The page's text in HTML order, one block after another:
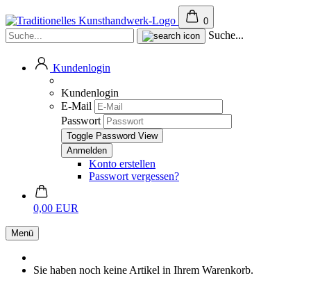
0
Suche...
Kundenlogin
Kundenlogin
E-Mail
Passwort
Toggle Password View
Konto erstellen
Passwort vergessen?
0,00 EUR
Menü
Sie haben noch keine Artikel in Ihrem Warenkorb.